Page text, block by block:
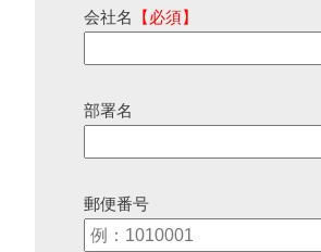
会社名 【必須】
部署名
郵便番号